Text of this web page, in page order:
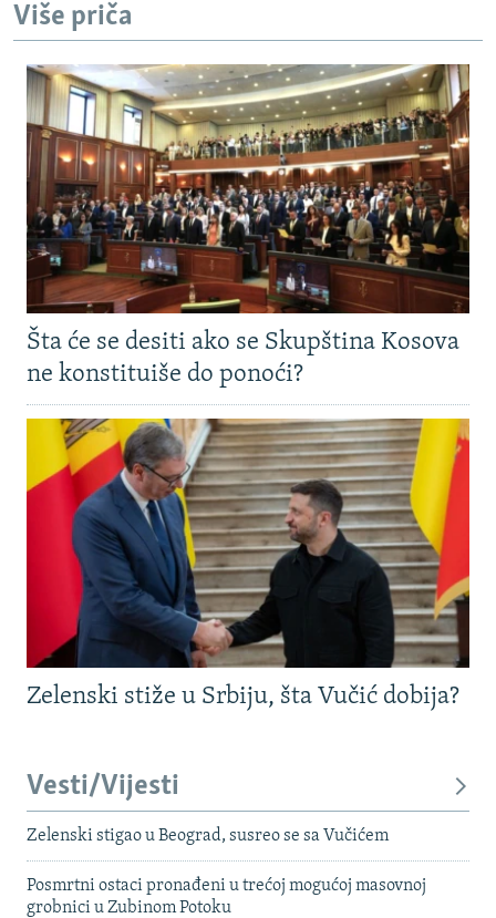
Više priča
Šta će se desiti ako se Skupština Kosova
ne konstituiše do ponoći?
Zelenski stiže u Srbiju, šta Vučić dobija?
Vesti/Vijesti
Zelenski stigao u Beograd, susreo se sa Vučićem
Posmrtni ostaci pronađeni u trećoj mogućoj masovnoj
grobnici u Zubinom Potoku